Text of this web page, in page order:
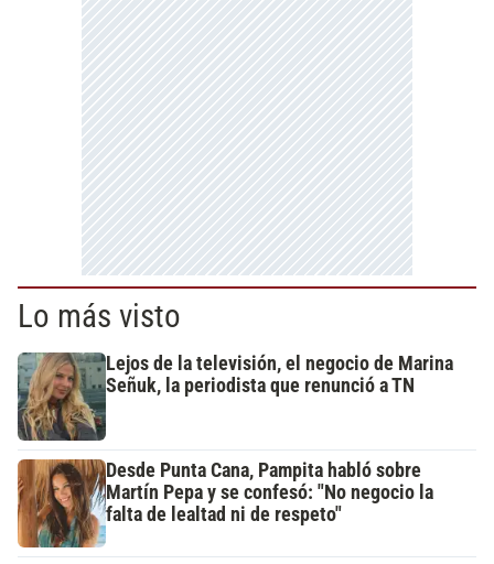
Lo más visto
Lejos de la televisión, el negocio de Marina
Señuk, la periodista que renunció a TN
Desde Punta Cana, Pampita habló sobre
Martín Pepa y se confesó: "No negocio la
falta de lealtad ni de respeto"